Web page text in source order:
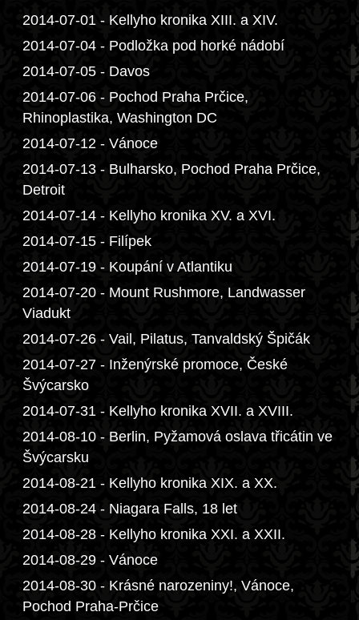
2014-07-01 - Kellyho kronika XIII. a XIV.
2014-07-04 - Podložka pod horké nádobí
2014-07-05 - Davos
2014-07-06 - Pochod Praha Prčice,
Rhinoplastika, Washington DC
2014-07-12 - Vánoce
2014-07-13 - Bulharsko, Pochod Praha Prčice,
Detroit
2014-07-14 - Kellyho kronika XV. a XVI.
2014-07-15 - Filípek
2014-07-19 - Koupání v Atlantiku
2014-07-20 - Mount Rushmore, Landwasser
Viadukt
2014-07-26 - Vail, Pilatus, Tanvaldský Špičák
2014-07-27 - Inženýrské promoce, České
Švýcarsko
2014-07-31 - Kellyho kronika XVII. a XVIII.
2014-08-10 - Berlin, Pyžamová oslava třicátin ve
Švýcarsku
2014-08-21 - Kellyho kronika XIX. a XX.
2014-08-24 - Niagara Falls, 18 let
2014-08-28 - Kellyho kronika XXI. a XXII.
2014-08-29 - Vánoce
2014-08-30 - Krásné narozeniny!, Vánoce,
Pochod Praha-Prčice